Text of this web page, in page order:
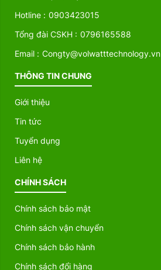
Hotline : 0903423015
Tổng đài CSKH : 0796165588
Email : Congty@volwatttechnology.vn
THÔNG TIN CHUNG
Giới thiệu
Tin tức
Tuyển dụng
Liên hệ
CHÍNH SÁCH
Chính sách bảo mật
Chính sách vận chuyển
Chính sách bảo hành
Chính sách đổi hàng